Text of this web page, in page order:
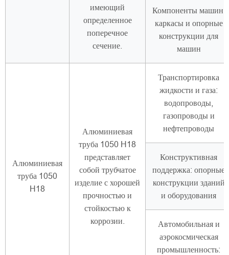
имеющий
определенное
поперечное
сечение.
Компоненты машин:
каркасы и опорные
конструкции для
машин
Алюминиевая
труба 1050
H18
Алюминиевая
труба 1050 H18
представляет
собой трубчатое
изделие с хорошей
прочностью и
стойкостью к
коррозии.
Транспортировка
жидкости и газа:
водопроводы,
газопроводы и
нефтепроводы
Конструктивная
поддержка: опорные
конструкции зданий
и оборудования
Автомобильная и
аэрокосмическая
промышленность: